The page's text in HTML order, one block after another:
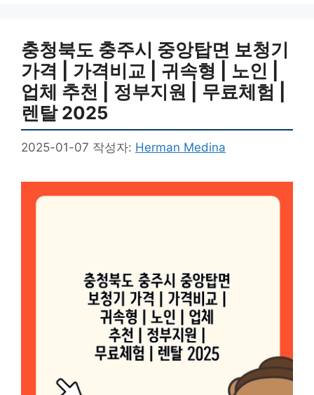
충청북도 충주시 중앙탑면 보청기
가격 | 가격비교 | 귀속형 | 노인 |
업체 추천 | 정부지원 | 무료체험 |
렌탈 2025
2025-01-07 작성자: Herman Medina